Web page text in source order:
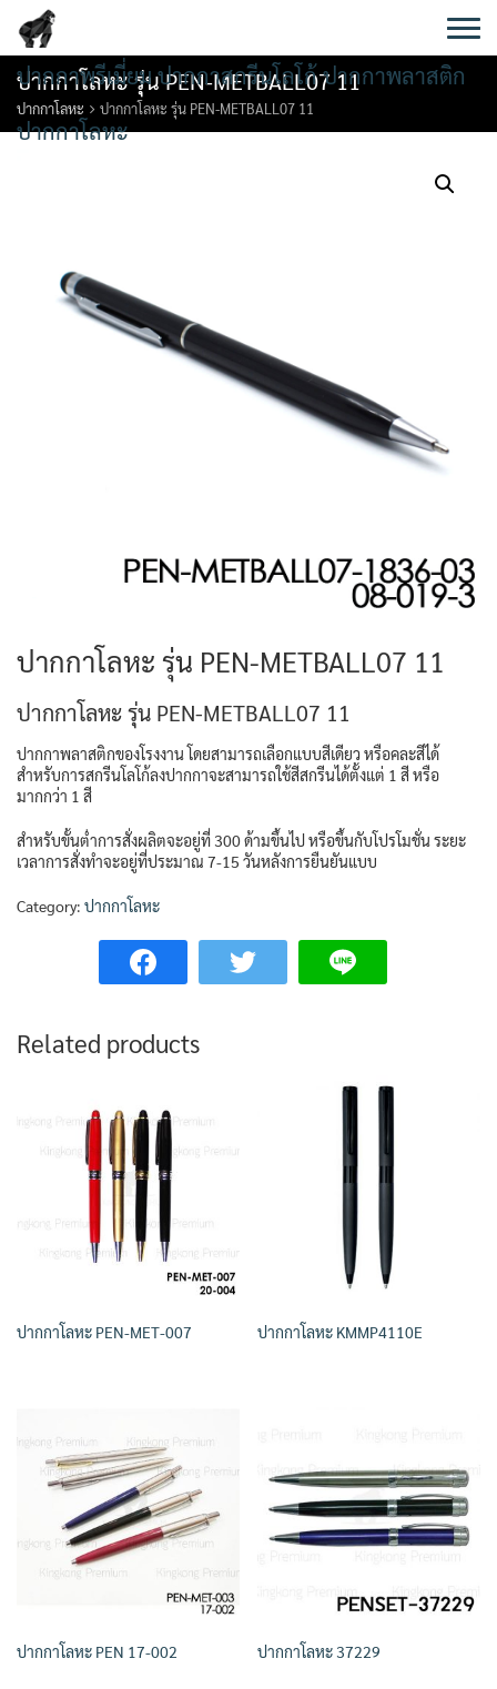
content
ปากกาพรีเมี่ยม ปากกาสกรีนโลโก้ ปากกาพลาสติก
ปากกาโลหะ
ปากกาโลหะ รุ่น PEN-METBALL07 11
ปากกาโลหะ ปากกาโลหะ รุ่น PEN-METBALL07 11
ปากกาโลหะ รุ่น PEN-METBALL07 11
ปากกาโลหะ รุ่น PEN-METBALL07 11
ปากกาพลาสติกของโรงงาน โดยสามารถเลือกแบบสีเดียว หรือคละสีได้
สำหรับการสกรีนโลโก้ลงปากกาจะสามารถใช้สีสกรีนได้ตั้งแต่ 1 สี หรือ
มากกว่า 1 สี
สำหรับขั้นต่ำการสั่งผลิตจะอยู่ที่ 300 ด้ามขึ้นไป หรือขึ้นกับโปรโมชั่น ระยะ
เวลาการสั่งทำจะอยู่ที่ประมาณ 7-15 วันหลังการยืนยันแบบ
Category: ปากกาโลหะ
Related products
ปากกาโลหะ PEN-MET-007 ปากกาโลหะ KMMP4110E
ปากกาโลหะ PEN 17-002 ปากกาโลหะ 37229